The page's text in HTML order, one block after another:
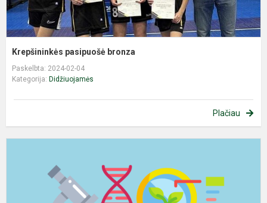
Krepšininkės pasipuošė bronza
Paskelbta: 2024-02-04
Kategorija: Didžiuojamės
Plačiau